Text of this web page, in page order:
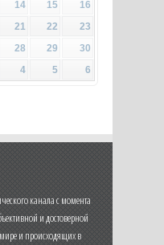
14 15
16
21 22
23
28 29
30
4 5 6
канала с момента
и достоверной
и происходящих в